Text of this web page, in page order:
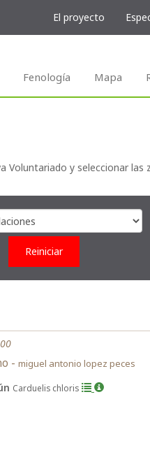
El proyecto
Fenología Mapa
Voluntariado y seleccionar
Reiniciar
- miguel antonio lopez peces
Carduelis chloris